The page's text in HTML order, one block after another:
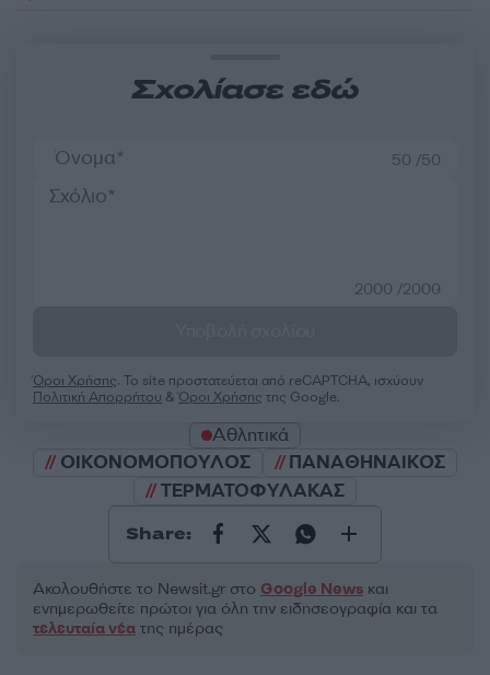
Σχολίασε εδώ
50 /50
2000 /2000
Όροι Χρήσης. Το site προστατεύεται από reCAPTCHA, ισχύουν
Πολιτική Απορρήτου &Όροι Χρήσης της Google.
Αθλητικά
ΟΙΚΟΝΟΜΟΠΟΥΛΟΣ
ΠΑΝΑΘΗΝΑΙΚΟΣ
ΤΕΡΜΑΤΟΦΥΛΑΚΑΣ
Share:
Ακολουθήστε το Νewsit.gr στο Google News και
ενημερωθείτε πρώτοι για όλη την ειδησεογραφία και τα
τελευταία νέα της ημέρας